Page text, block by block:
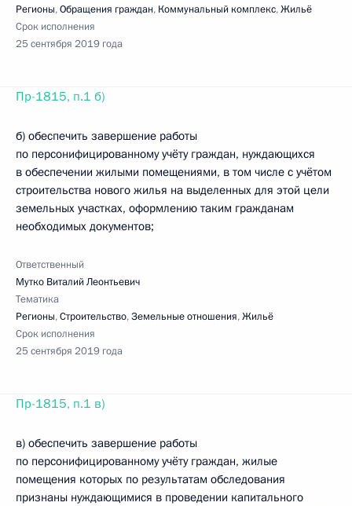
Регионы,Обращения граждан, Коммунальный комплекс,Жильё
Срок исполнения
25 сентября 2019 года
Пр-1815, п.1 б)
б) обеспечить завершение работы
по персонифицированному учёту граждан, нуждающихся
в обеспечении жилыми помещениями, в том числе с учётом
строительства нового жилья на выделенных для этой цели
земельных участках, оформлению таким гражданам
необходимых документов;
Ответственный
Мутко Виталий Леонтьевич
Тематика
Регионы,Строительство,Земельные отношения,Жильё
Срок исполнения
25 сентября 2019 года
Пр-1815, п.1 в)
в) обеспечить завершение работы
по персонифицированному учёту граждан, жилые
помещения которых по результатам обследования
признаны нуждающимися в проведении капитального